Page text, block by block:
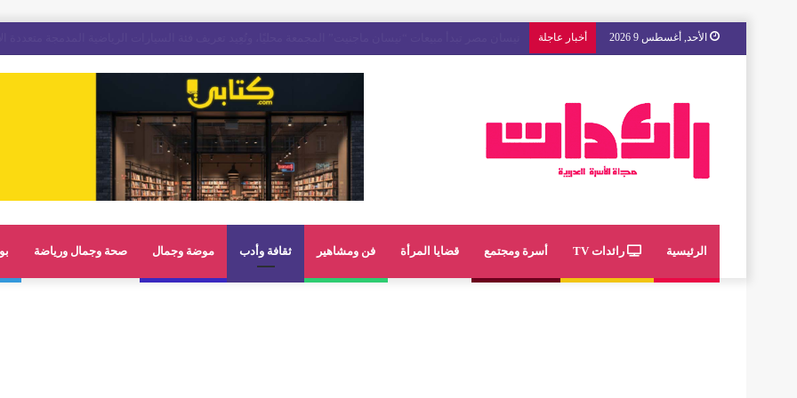
الأحد, أغسطس 9 2026 أخبار عاجلة
الرئيسية رائدات TV أسرة ومجتمع قضايا المرأة فن ومشاهير ثقافة وأدب موضة وجمال صحة وجمال ورياضة